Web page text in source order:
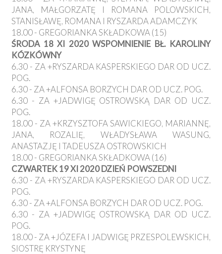
JANA, MAŁGORZATĘ I ROMANA POLOWSKICH,
STANISŁAWĘ, ROMANA I RYSZARDA ADAMCZYK
18.00 - GREGORIANKA SKŁADKOWA (15)
ŚRODA 18 XI 2020 WSPOMNIENIE BŁ. KAROLINY
KÓZKÓWNY
6.30 - ZA +RYSZARDA KASPERSKIEGO DAR OD UCZ.
POG.
6.30 - ZA +ALFONSA BORZYCH DAR OD UCZ. POG.
6.30 - ZA +JADWIGĘ OSTROWSKĄ DAR OD UCZ.
POG.
18.00 - ZA +KRZYSZTOFA SAWICKIEGO, MARIANNĘ,
JANA, ROZALIĘ, WŁADYSŁAWA WASUNG,
ANASTAZJĘ I TADEUSZA OSTROWSKICH
18.00 - GREGORIANKA SKŁADKOWA (16)
CZWARTEK 19 XI 2020 DZIEŃ POWSZEDNI
6.30 - ZA +RYSZARDA KASPERSKIEGO DAR OD UCZ.
POG.
6.30 - ZA +ALFONSA BORZYCH DAR OD UCZ. POG.
6.30 - ZA +JADWIGĘ OSTROWSKĄ DAR OD UCZ.
POG.
18.00 - ZA +JÓZEFA I JADWIGĘ PRZESPOLEWSKICH,
SIOSTRĘ KRYSTYNĘ